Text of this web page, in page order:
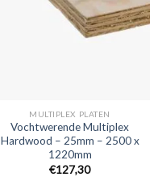
MULTIPLEX PLATEN
Vochtwerende Multiplex
Hardwood – 25mm – 2500 x
1220mm
€127,30